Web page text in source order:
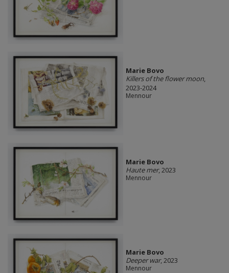
Marie Bovo
Killers of the flower moon,
2023-2024
Mennour
Marie Bovo
Haute mer, 2023
Mennour
Marie Bovo
Deeper war, 2023
Mennour